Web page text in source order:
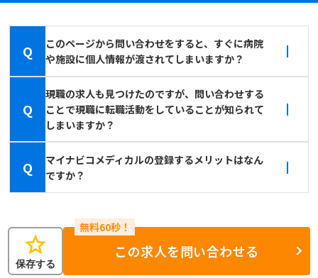
Q
このページから問い合わせをすると、すぐに病院
や施設に個人情報が渡されてしまいますか？
Q
現職の求人も見つけたのですが、問い合わせする
ことで現職に転職活動をしていることが知られて
しまいますか？
Q
マイナビコメディカルの登録するメリットはなん
ですか？
star
保存する
この求人を問い合わせる